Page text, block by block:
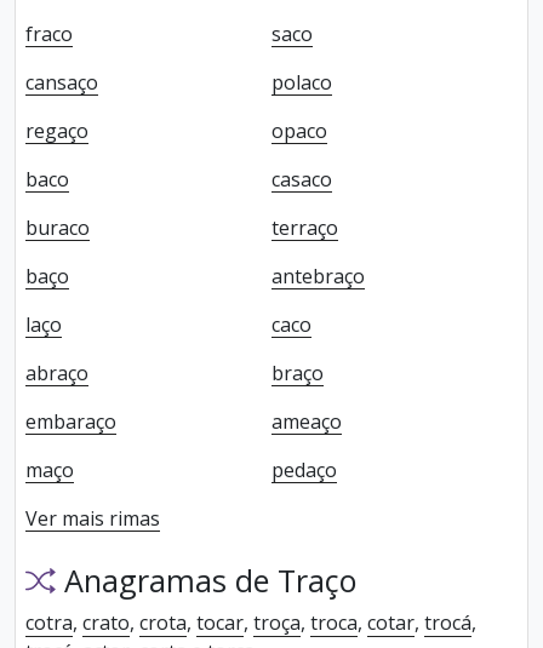
fraco
saco
cansaço
polaco
regaço
opaco
baco
casaco
buraco
terraço
baço
antebraço
laço
caco
abraço
braço
embaraço
ameaço
maço
pedaço
Ver mais rimas
Anagramas de Traço
cotra, crato, crota, tocar, troça, troca, cotar, trocá,